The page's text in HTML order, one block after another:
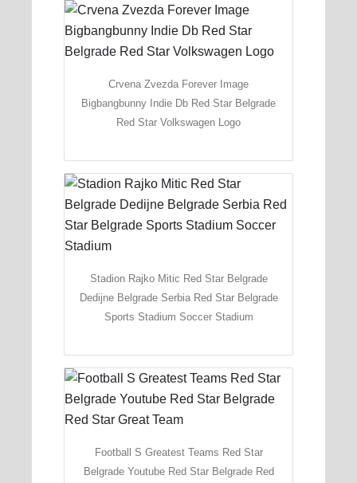
Crvena Zvezda Forever Image
Bigbangbunny Indie Db Red Star Belgrade
Red Star Volkswagen Logo
Stadion Rajko Mitic Red Star Belgrade
Dedijne Belgrade Serbia Red Star Belgrade
Sports Stadium Soccer Stadium
Football S Greatest Teams Red Star
Belgrade Youtube Red Star Belgrade Red